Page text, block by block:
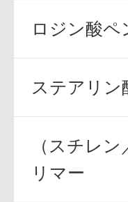
ロジン酸
ステアリン
（スチレ
リマー